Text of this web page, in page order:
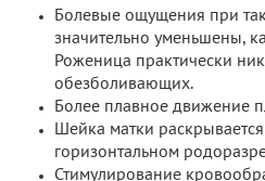
Болевые ощущения при
значительно уменьшены,
Роженица практически
обезболивающих.
Более плавное движение
Шейка матки
горизонтальном
Стимулирование